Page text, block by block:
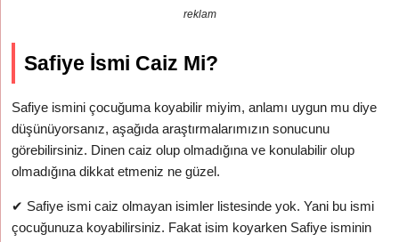
reklam
Safiye İsmi Caiz Mi?
Safiye ismini çocuğuma koyabilir miyim, anlamı uygun mu diye
düşünüyorsanız, aşağıda araştırmalarımızın sonucunu
görebilirsiniz. Dinen caiz olup olmadığına ve konulabilir olup
olmadığına dikkat etmeniz ne güzel.
✔ Safiye ismi caiz olmayan isimler listesinde yok. Yani bu ismi
çocuğunuza koyabilirsiniz. Fakat isim koyarken Safiye isminin